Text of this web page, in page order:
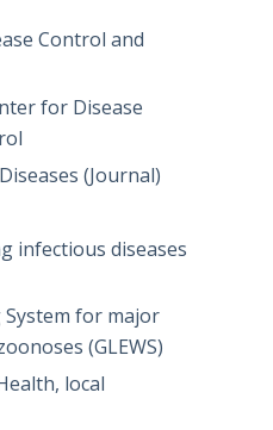
Control and
for Disease
(Journal)
infectious diseases
System for major
(GLEWS)
local